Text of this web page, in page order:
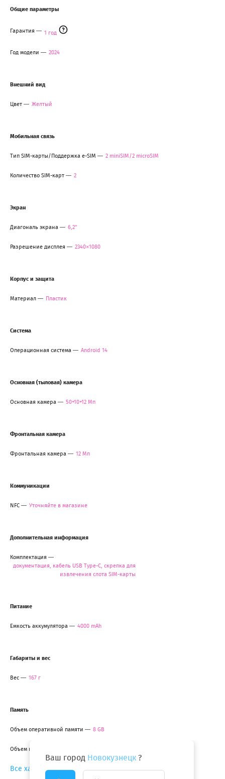
Общие параметры
Гарантия 1 год
Год модели 2024
Внешний вид
Цвет Желтый
Мобильная связь
Тип SIM-карты/Поддержка e-SIM 2 miniSIM/2 microSIM
Количество SIM-карт 2
Экран
Диагональ экрана 6,2"
Разрешение дисплея 2340×1080
Корпус и защита
Материал Пластик
Система
Операционная система Android 14
Основная (тыловая) камера
Основная камера 50+10+12 Мп
Фронтальная камера
Фронтальная камера 12 Мп
Коммуникации
NFC Уточняйте в магазине
Дополнительная информация
Комплектация
документация, кабель USB Type-C, скрепка для
извлечения слота SIM-карты
Питание
Емкость аккумулятора 4000 mAh
Габариты и вес
Вес 167 г
Память
Объем оперативной памяти 8 GB
Объем памяти
Все характеристики
Ваш город Новокузнецк ?